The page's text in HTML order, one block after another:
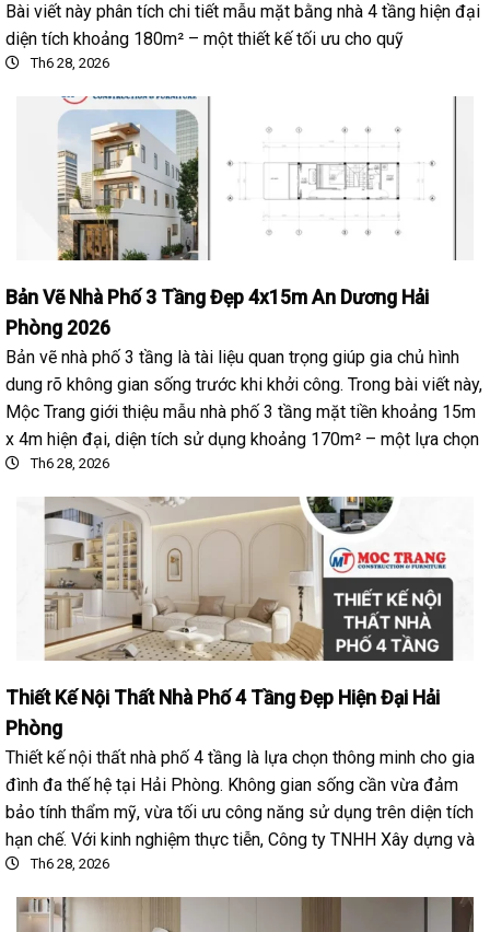
Bài viết này phân tích chi tiết mẫu mặt bằng nhà 4 tầng hiện đại
diện tích khoảng 180m² – một thiết kế tối ưu cho quỹ
Th6 28, 2026
Bản Vẽ Nhà Phố 3 Tầng Đẹp 4x15m An Dương Hải
Phòng 2026
Bản vẽ nhà phố 3 tầng là tài liệu quan trọng giúp gia chủ hình
dung rõ không gian sống trước khi khởi công. Trong bài viết này,
Mộc Trang giới thiệu mẫu nhà phố 3 tầng mặt tiền khoảng 15m
x 4m hiện đại, diện tích sử dụng khoảng 170m² – một lựa chọn
Th6 28, 2026
Thiết Kế Nội Thất Nhà Phố 4 Tầng Đẹp Hiện Đại Hải
Phòng
Thiết kế nội thất nhà phố 4 tầng là lựa chọn thông minh cho gia
đình đa thế hệ tại Hải Phòng. Không gian sống cần vừa đảm
bảo tính thẩm mỹ, vừa tối ưu công năng sử dụng trên diện tích
hạn chế. Với kinh nghiệm thực tiễn, Công ty TNHH Xây dựng và
Th6 28, 2026